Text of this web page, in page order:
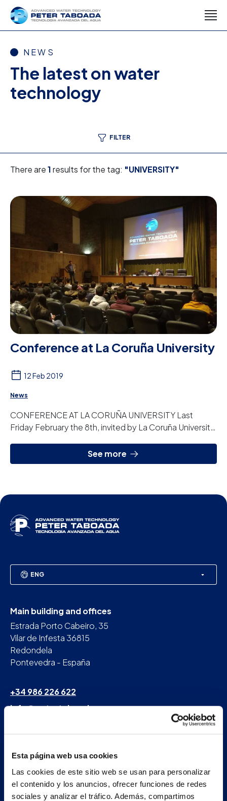
Esta página web usa cookies
Las cookies de este sitio web se usan para personalizar
el contenido y los anuncios, ofrecer funciones de redes
sociales y analizar el tráfico. Además, compartimos
NEWS
The latest on water
technology
FILTER
There are1results for the tag: "UNIVERSITY"
Conference at La Coruña University
12 Feb 2019
News
CONFERENCE AT LA CORUÑA UNIVERSITY Last
Friday February the 8th, invited by La Coruña University,
See more
ENG
Main building and offices
Estrada Porto Cabeiro, 35
Vilar de Infesta 36815
Redondela
Pontevedra - España
+34 986 226 622
info@petertaboada.com